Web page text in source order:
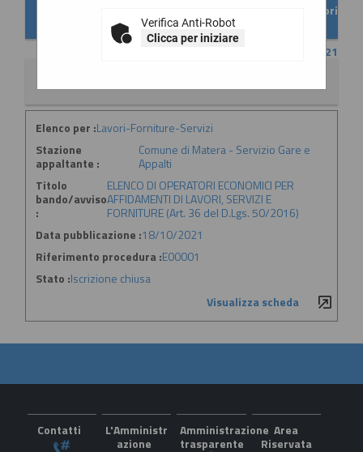
Verifica Anti-Robot
Clicca per iniziare
Bandi e avvisi d'iscrizione archiviati per elenchi operatori
CONTENUTO AGGIORNATO AL 18/10/2021
Elenco per :Lavori-Forniture-Servizi
Stazione
appaltante :
Comune di Matera - Servizio Gare e
Appalti
Titolo
bando/avviso
:
ELENCO DI OPERATORI ECONOMICI PER
AFFIDAMENTI DI LAVORI, SERVIZI E
FORNITURE (Art. 36 del D.Lgs. 50/2016)
Data pubblicazione :18/10/2021
Riferimento procedura :E00001
Stato :Iscrizione chiusa
Visualizza scheda
Contatti
L'Amministr
azione
Amministrazione
trasparente
Area
Riservata